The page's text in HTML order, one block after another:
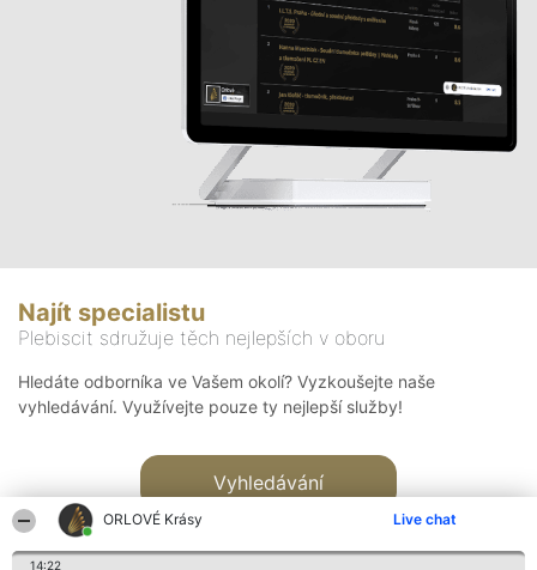
ORLOVÉ Krásy Live chat
14:22
Najít specialistu
Plebiscit sdružuje těch nejlepších v oboru
Hledáte odborníka ve Vašem okolí? Vyzkoušejte naše
vyhledávání. Využívejte pouze ty nejlepší služby!
Vyhledávání